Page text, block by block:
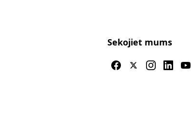
Sekojiet mums